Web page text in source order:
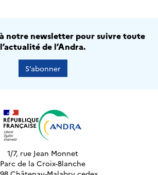
notre newsletter pour suivre toute
l’actualité de l’Andra.
S’abonner
1/7, rue Jean Monnet
Parc de la Croix-Blanche